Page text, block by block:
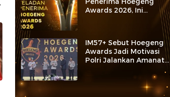
Awards 2026, Ini
Kategori dan Kiprahnya
IM57+ Sebut Hoegeng
Awards Jadi Motivasi
Polri Jalankan Amanat